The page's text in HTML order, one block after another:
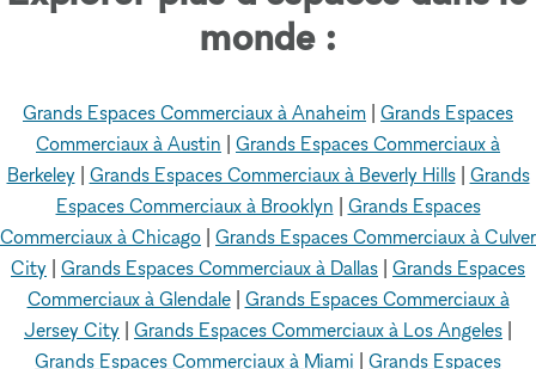
monde :
Grands Espaces Commerciaux à Anaheim | Grands Espaces
Commerciaux à Austin | Grands Espaces Commerciaux à
Berkeley | Grands Espaces Commerciaux à Beverly Hills| Grands
Espaces Commerciaux à Brooklyn | Grands Espaces
Commerciaux à Chicago | Grands Espaces Commerciaux à Culver
City | Grands Espaces Commerciaux à Dallas | Grands Espaces
Commerciaux à Glendale| Grands Espaces Commerciaux à
Jersey City | Grands Espaces Commerciaux à Los Angeles |
Grands Espaces Commerciaux à Miami | Grands Espaces